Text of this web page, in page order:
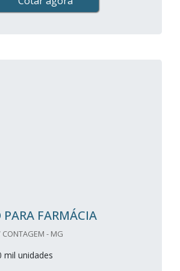
PARA FARMÁCIA
CONTAGEM - MG
mil unidades